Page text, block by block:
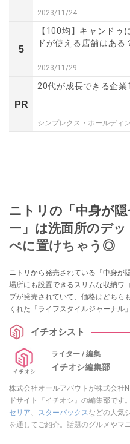
2023/11/24
5
【100均】キャンドゥ
ドが使える店舗はある
2023/11/29
PR
20代が成長できる企
シンプレクス・ホールディ
ニトリの「中身が
ー」は洗面所のデ
ぺに置けちゃう◎
ニトリから発売されている「中身が
場所にも設置できるスリムな収納ワ
プが発売されていて、価格はどちら
くれた「ライフスタイルジャーナル
おすすめなのだそうですよ。
イチオシスト
ライター / 編集
イチオシ編集部
株式会社オールアバウトが株式会社
ドサイト『イチオシ』の編集部です。
セリア、 スターバックスなどの人気
を通してご紹介。話題のグルメやマ